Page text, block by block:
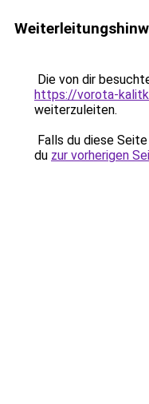
Die von dir
https://vorota-
weiterzuleiten.
Falls du diese
du zur vorherigen